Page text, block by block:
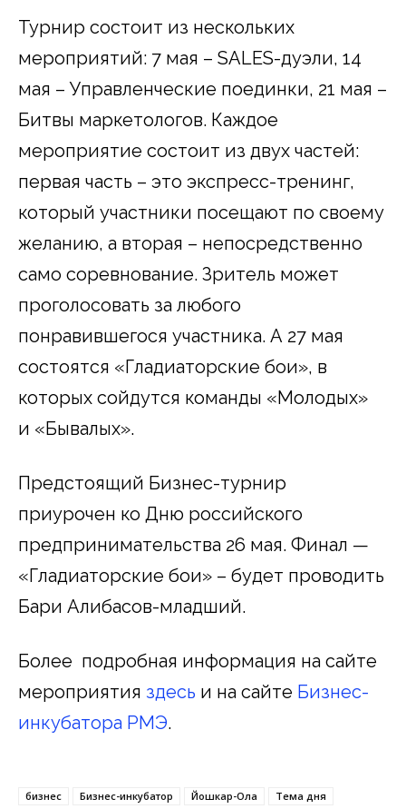
Турнир состоит из нескольких
мероприятий: 7 мая – SALES-дуэли, 14
мая – Управленческие поединки, 21 мая –
Битвы маркетологов. Каждое
мероприятие состоит из двух частей:
первая часть – это экспресс-тренинг,
который участники посещают по своему
желанию, а вторая – непосредственно
само соревнование. Зритель может
проголосовать за любого
понравившегося участника. А 27 мая
состоятся «Гладиаторские бои», в
которых сойдутся команды «Молодых»
и «Бывалых».
Предстоящий Бизнес-турнир
приурочен ко Дню российского
предпринимательства 26 мая. Финал —
«Гладиаторские бои» – будет проводить
Бари Алибасов-младший.
Более подробная информация на сайте
мероприятия здесь и на сайте Бизнес-
инкубатора РМЭ.
бизнес Бизнес-инкубатор Йошкар-Ола Тема дня